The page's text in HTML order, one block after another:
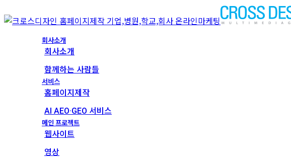
회사소개
회사소개
함께하는 사람들
서비스
홈페이지제작
AI AEO·GEO 서비스
메인 프로젝트
웹사이트
영상